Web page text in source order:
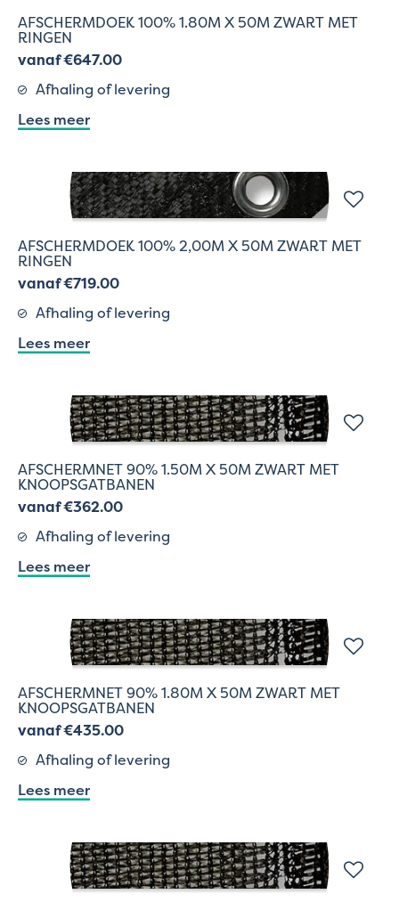
AFSCHERMDOEK 100% 1.80M X 50M ZWART MET
RINGEN
vanaf €647.00
Afhaling of levering
Lees meer
AFSCHERMDOEK 100% 2,00M X 50M ZWART MET
RINGEN
vanaf €719.00
Afhaling of levering
Lees meer
AFSCHERMNET 90% 1.50M X 50M ZWART MET
KNOOPSGATBANEN
vanaf €362.00
Afhaling of levering
Lees meer
AFSCHERMNET 90% 1.80M X 50M ZWART MET
KNOOPSGATBANEN
vanaf €435.00
Afhaling of levering
Lees meer